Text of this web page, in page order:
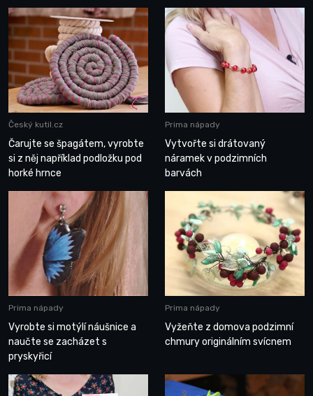
Český kutil.cz
Čarujte se špagátem, vyrobte
si z něj například podložku pod
horké hrnce
Prima nápady
Vytvořte si drátovaný
náramek v podzimních
barvách
Prima nápady
Vyrobte si motýlí náušnice a
naučte se zacházet s
pryskyřicí
Prima nápady
Vyžeňte z domova podzimní
chmury originálním svícnem